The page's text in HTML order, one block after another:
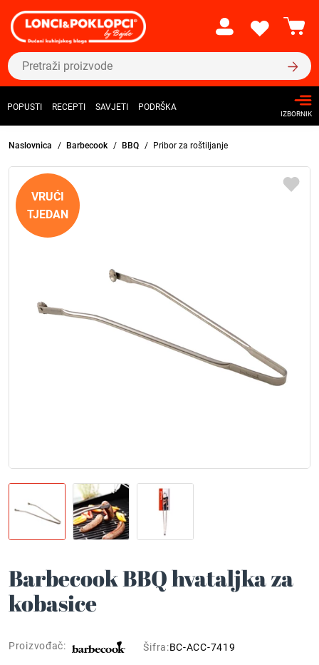
POPUSTI RECEPTI SAVJETI PODRŠKA
IZBORNIK
Naslovnica Barbecook BBQ Pribor za roštiljanje
VRUĆI
TJEDAN
Barbecook BBQ hvataljka za
kobasice
Proizvođač: Šifra:BC-ACC-7419